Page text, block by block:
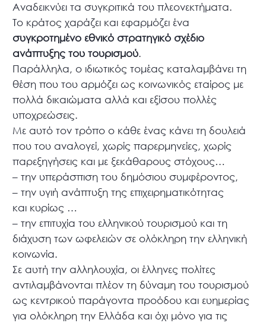
Αναδεικνύει τα συγκριτικά του πλεονεκτήματα.
Το κράτος χαράζει και εφαρμόζει ένα
συγκροτημένο εθνικό στρατηγικό σχέδιο
ανάπτυξης του τουρισμού.
Παράλληλα, ο ιδιωτικός τομέας καταλαμβάνει τη
θέση που του αρμόζει ως κοινωνικός εταίρος με
πολλά δικαιώματα αλλά και εξίσου πολλές
υποχρεώσεις.
Με αυτό τον τρόπο ο κάθε ένας κάνει τη δουλειά
που του αναλογεί, χωρίς παρερμηνείες, χωρίς
παρεξηγήσεις και με ξεκάθαρους στόχους…
– την υπεράσπιση του δημόσιου συμφέροντος,
– την υγιή ανάπτυξη της επιχειρηματικότητας
και κυρίως …
– την επιτυχία του ελληνικού τουρισμού και τη
διάχυση των ωφελειών σε ολόκληρη την ελληνική
κοινωνία.
Σε αυτή την αλληλουχία, οι έλληνες πολίτες
αντιλαμβάνονται πλέον τη δύναμη του τουρισμού
ως κεντρικού παράγοντα προόδου και ευημερίας
για ολόκληρη την Ελλάδα και όχι μόνο για τις